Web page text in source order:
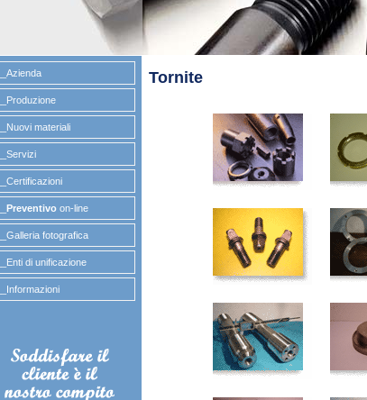
__Azienda
__Produzione
__Nuovi materiali
__Servizi
__Certificazioni
Preventivo on-line
__Galleria fotografica
__Enti di unificazione
__Informazioni
Tornite